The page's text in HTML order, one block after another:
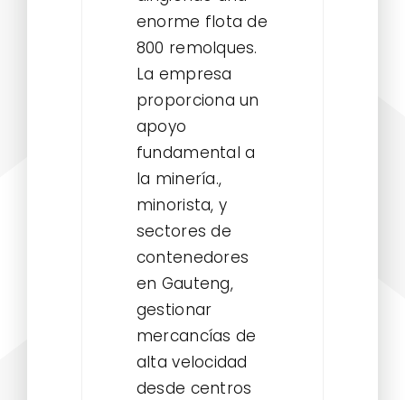
enorme flota de
800 remolques.
La empresa
proporciona un
apoyo
fundamental a
la minería.,
minorista, y
sectores de
contenedores
en Gauteng,
gestionar
mercancías de
alta velocidad
desde centros